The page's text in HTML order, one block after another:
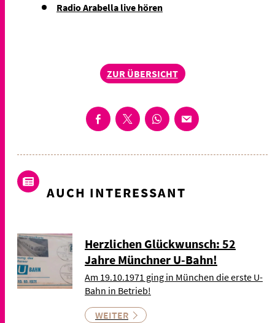
Radio Arabella live hören
ZUR ÜBERSICHT
AUCH INTERESSANT
Herzlichen Glückwunsch: 52
Jahre Münchner U-Bahn!
Am 19.10.1971 ging in München die erste U-
Bahn in Betrieb!
WEITER